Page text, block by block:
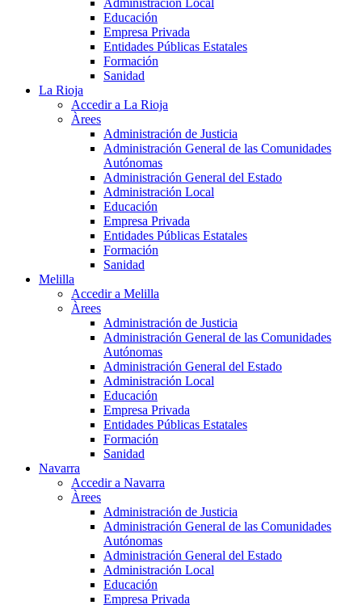
Administración Local
Educación
Empresa Privada
Entidades Públicas Estatales
Formación
Sanidad
La Rioja
Accedir a La Rioja
Àrees
Administración de Justicia
Administración General de las Comunidades
Autónomas
Administración General del Estado
Administración Local
Educación
Empresa Privada
Entidades Públicas Estatales
Formación
Sanidad
Melilla
Accedir a Melilla
Àrees
Administración de Justicia
Administración General de las Comunidades
Autónomas
Administración General del Estado
Administración Local
Educación
Empresa Privada
Entidades Públicas Estatales
Formación
Sanidad
Navarra
Accedir a Navarra
Àrees
Administración de Justicia
Administración General de las Comunidades
Autónomas
Administración General del Estado
Administración Local
Educación
Empresa Privada